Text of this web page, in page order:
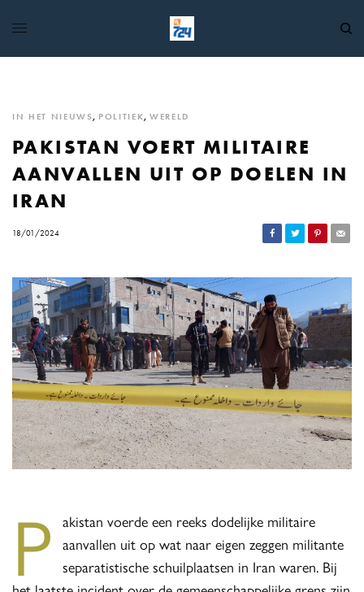
IN HET NIEUWS, POLITIEK, WERELD
PAKISTAN VOERT MILITAIRE
AANVALLEN UIT OP DOELEN IN
IRAN
18/01/2024
P akistan voerde een reeks dodelijke militaire
aanvallen uit op wat naar eigen zeggen militante
separatistische schuilplaatsen in Iran waren. Bij